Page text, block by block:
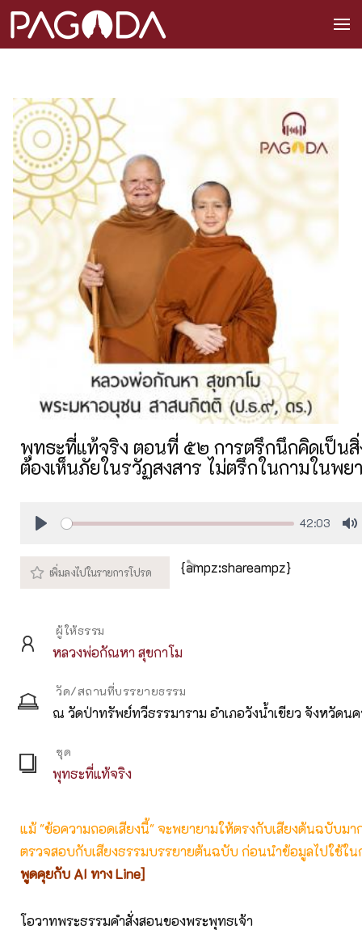
พุทธะที่แท้จริง ตอนที่ ๕๒ การตรึกนึกคิดเป็นสิ่
ต้องเห็นภัยในรวัฏสงสาร ไม่ตรึกในกามในพย
42:03
{ampz:shareampz}
ผู้ให้ธรรม
หลวงพ่อกัณหา สุขกาโม
วัด/สถานที่บรรยายธรรม
ณ วัดป่าทรัพย์ทวีธรรมาราม อำเภอวังน้ำเขียว จังหวัดน
ชุด
พุทธะที่แท้จริง
แม้ "ข้อความถอดเสียงนี้" จะพยายามให้ตรงกับเสียงต้นฉบับม
ตรวจสอบกับเสียงธรรมบรรยายต้นฉบับ ก่อนนำข้อมูลไปใช้ใน
พูดคุยกับ AI ทาง Line]
โอวาทพระธรรมคำสั่งสอนของพระพุทธเจ้า